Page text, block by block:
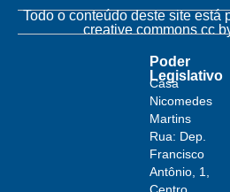
Todo o conteúdo deste site está
creative commons cc
Poder
Legislativo
Casa
Nicomedes
Martins
Rua: Dep.
Francisco
Antônio, 1,